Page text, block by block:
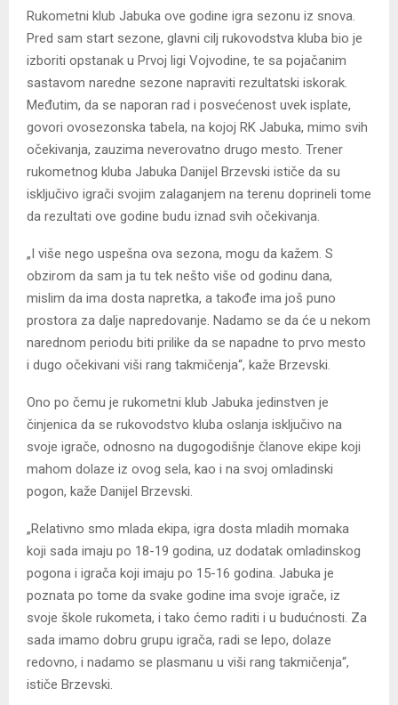
Rukometni klub Jabuka ove godine igra sezonu iz snova.
Pred sam start sezone, glavni cilj rukovodstva kluba bio je
izboriti opstanak u Prvoj ligi Vojvodine, te sa pojačanim
sastavom naredne sezone napraviti rezultatski iskorak.
Međutim, da se naporan rad i posvećenost uvek isplate,
govori ovosezonska tabela, na kojoj RK Jabuka, mimo svih
očekivanja, zauzima neverovatno drugo mesto. Trener
rukometnog kluba Jabuka Danijel Brzevski ističe da su
isključivo igrači svojim zalaganjem na terenu doprineli tome
da rezultati ove godine budu iznad svih očekivanja.
„I više nego uspešna ova sezona, mogu da kažem. S
obzirom da sam ja tu tek nešto više od godinu dana,
mislim da ima dosta napretka, a takođe ima još puno
prostora za dalje napredovanje. Nadamo se da će u nekom
narednom periodu biti prilike da se napadne to prvo mesto
i dugo očekivani viši rang takmičenja“, kaže Brzevski.
Ono po čemu je rukometni klub Jabuka jedinstven je
činjenica da se rukovodstvo kluba oslanja isključivo na
svoje igrače, odnosno na dugogodišnje članove ekipe koji
mahom dolaze iz ovog sela, kao i na svoj omladinski
pogon, kaže Danijel Brzevski.
„Relativno smo mlada ekipa, igra dosta mladih momaka
koji sada imaju po 18-19 godina, uz dodatak omladinskog
pogona i igrača koji imaju po 15-16 godina. Jabuka je
poznata po tome da svake godine ima svoje igrače, iz
svoje škole rukometa, i tako ćemo raditi i u budućnosti. Za
sada imamo dobru grupu igrača, radi se lepo, dolaze
redovno, i nadamo se plasmanu u viši rang takmičenja“,
ističe Brzevski.